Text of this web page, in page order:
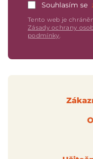
Souhlasím se
Tento web je
Zásady ochrany
podmínky.